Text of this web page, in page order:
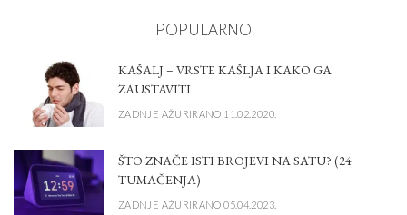
POPULARNO
KAŠALJ – VRSTE KAŠLJA I KAKO GA
ZAUSTAVITI
ZADNJE AŽURIRANO 11.02.2020.
ŠTO ZNAČE ISTI BROJEVI NA SATU? (24
TUMAČENJA)
ZADNJE AŽURIRANO 05.04.2023.